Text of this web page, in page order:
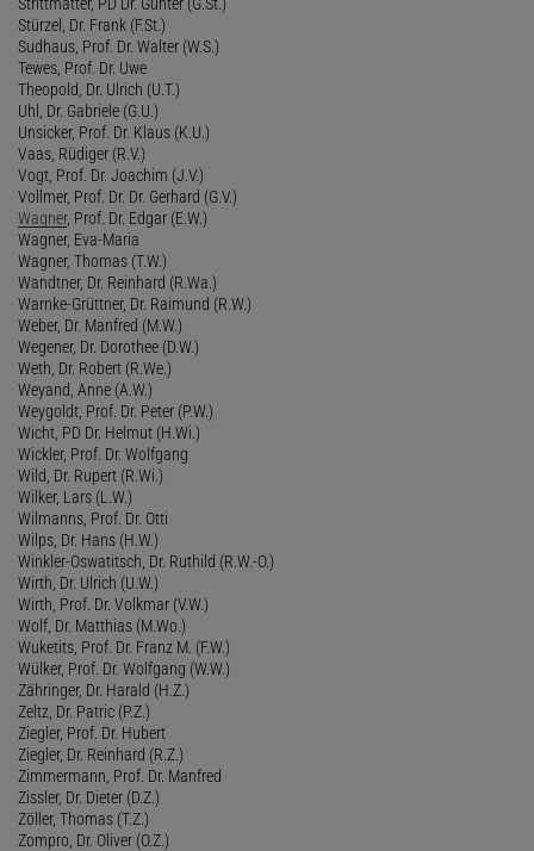
Stürzel, Dr. Frank (F.St.)
Sudhaus, Prof. Dr. Walter (W.S.)
Tewes, Prof. Dr. Uwe
Theopold, Dr. Ulrich (U.T.)
Uhl, Dr. Gabriele (G.U.)
Unsicker, Prof. Dr. Klaus (K.U.)
Vaas, Rüdiger (R.V.)
Vogt, Prof. Dr. Joachim (J.V.)
Vollmer, Prof. Dr. Dr. Gerhard (G.V.)
Wagner, Prof. Dr. Edgar (E.W.)
Wagner, Eva-Maria
Wagner, Thomas (T.W.)
Wandtner, Dr. Reinhard (R.Wa.)
Warnke-Grüttner, Dr. Raimund (R.W.)
Weber, Dr. Manfred (M.W.)
Wegener, Dr. Dorothee (D.W.)
Weth, Dr. Robert (R.We.)
Weyand, Anne (A.W.)
Weygoldt, Prof. Dr. Peter (P.W.)
Wicht, PD Dr. Helmut (H.Wi.)
Wickler, Prof. Dr. Wolfgang
Wild, Dr. Rupert (R.Wi.)
Wilker, Lars (L.W.)
Wilmanns, Prof. Dr. Otti
Wilps, Dr. Hans (H.W.)
Winkler-Oswatitsch, Dr. Ruthild (R.W.-O.)
Wirth, Dr. Ulrich (U.W.)
Wirth, Prof. Dr. Volkmar (V.W.)
Wolf, Dr. Matthias (M.Wo.)
Wuketits, Prof. Dr. Franz M. (F.W.)
Wülker, Prof. Dr. Wolfgang (W.W.)
Zähringer, Dr. Harald (H.Z.)
Zeltz, Dr. Patric (P.Z.)
Ziegler, Prof. Dr. Hubert
Ziegler, Dr. Reinhard (R.Z.)
Zimmermann, Prof. Dr. Manfred
Zissler, Dr. Dieter (D.Z.)
Zöller, Thomas (T.Z.)
Zompro, Dr. Oliver (O.Z.)